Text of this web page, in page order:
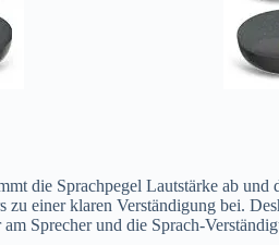
die Sprachpegel Lautstärke ab
zu einer klaren Verständigung bei.
Sprecher und die Sprach-